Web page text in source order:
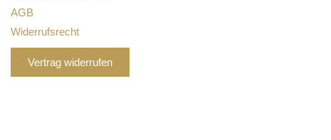
AGB
Widerrufsrecht
Vertrag widerrufen